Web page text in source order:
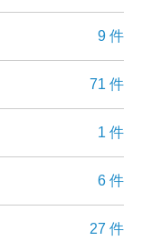
9 件
71 件
1 件
6 件
27 件